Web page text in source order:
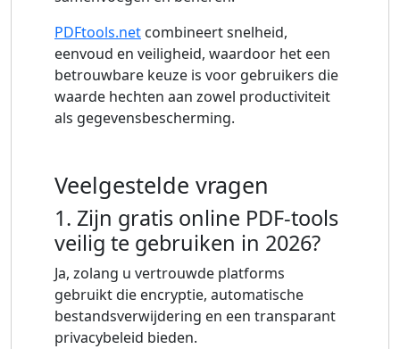
PDFtools.net combineert snelheid,
eenvoud en veiligheid, waardoor het een
betrouwbare keuze is voor gebruikers die
waarde hechten aan zowel productiviteit
als gegevensbescherming.
Veelgestelde vragen
1. Zijn gratis online PDF-tools
veilig te gebruiken in 2026?
Ja, zolang u vertrouwde platforms
gebruikt die encryptie, automatische
bestandsverwijdering en een transparant
privacybeleid bieden.